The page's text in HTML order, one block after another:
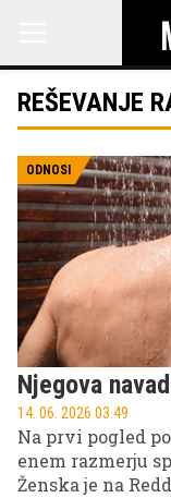
REŠEVANJE
ODNOSI
Njegova
14. 06. 2026 03.49
Na prvi pogled
enem razmerju
Ženska je na